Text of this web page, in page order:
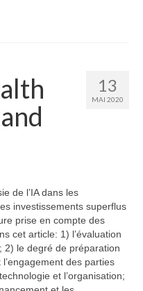
13
MAI 2020
de l’IA dans les
investissements superflus
prise en compte des
cet article: 1) l’évaluation
2) le degré de préparation
des parties
et l’organisation;